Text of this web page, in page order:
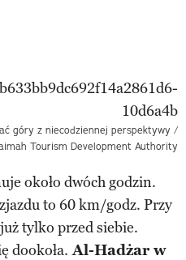
góry z niecodziennej perspektywy /
Tourism Development Authority
około dwóch godzin.
to 60 km/godz. Przy
tylko przed siebie.
dookoła. Al-Hadżar w